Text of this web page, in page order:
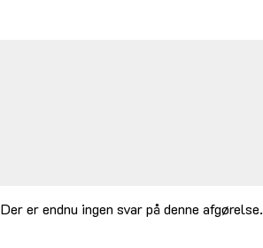
Der er endnu ingen svar på denne afgørelse.